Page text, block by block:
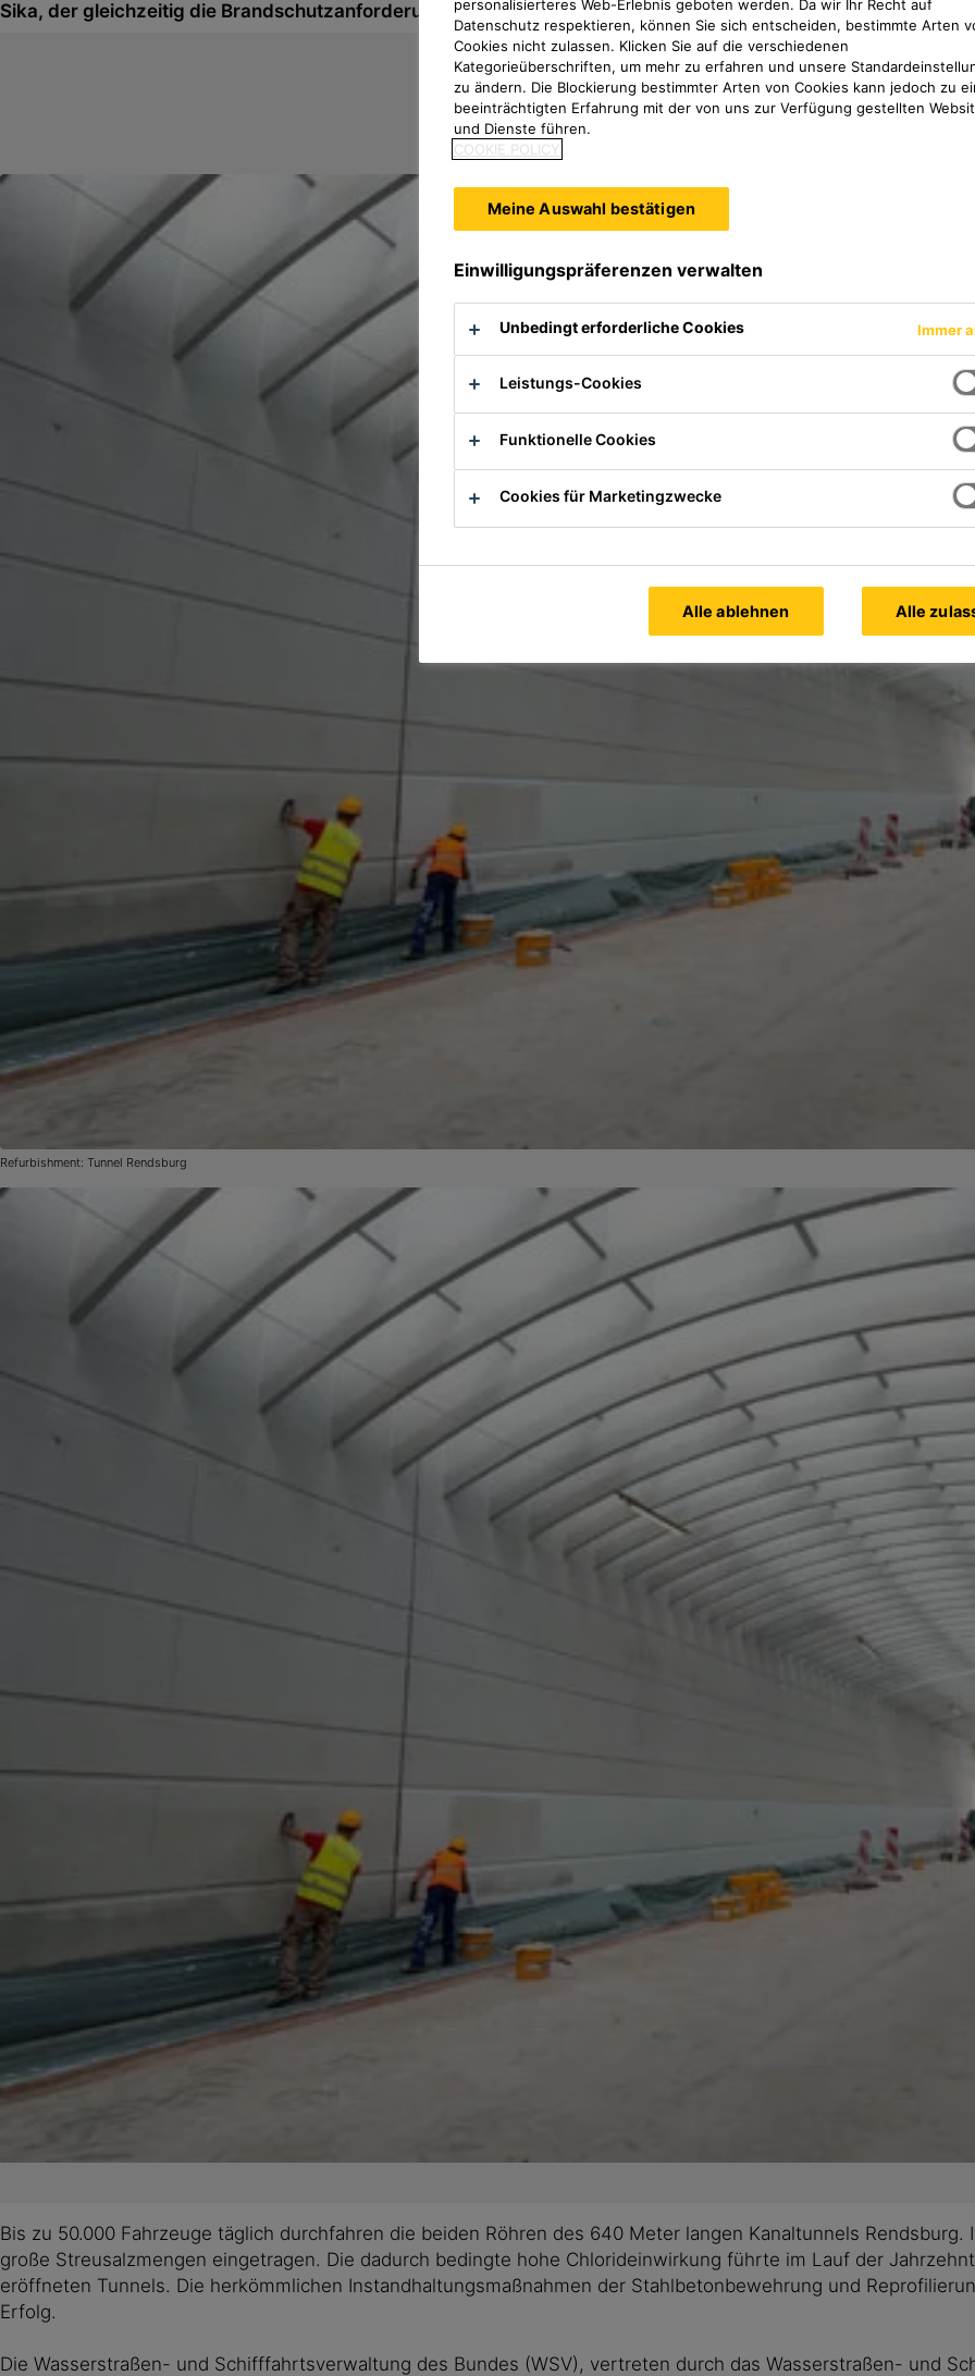
Sika, der gleichzeitig die Brandschutzanforderungen erfüllt.
Refurbishment: Tunnel Rendsburg
Bis zu 50.000 Fahrzeuge täglich durchfahren die beiden Röhren des 640 Meter langen Kanaltunnels
große Streusalzmengen eingetragen. Die dadurch bedingte hohe Chlorideinwirkung führte im Lauf der
eröffneten Tunnels. Die herkömmlichen Instandhaltungsmaßnahmen der Stahlbetonbewehrung und
Erfolg.
Die Wasserstraßen- und Schifffahrtsverwaltung des Bundes (WSV), vertreten durch das Wasserstraßen- und
personalisierteres Web-Erlebnis geboten werden. Da wir Ihr Recht auf
Datenschutz respektieren, können Sie sich entscheiden, bestimmte Arten
Cookies nicht zulassen. Klicken Sie auf die verschiedenen
Kategorieüberschriften, um mehr zu erfahren und unsere
zu ändern. Die Blockierung bestimmter Arten von Cookies kann jedoch zu
beeinträchtigten Erfahrung mit der von uns zur Verfügung gestellten
und Dienste führen.
COOKIE POLICY
Meine Auswahl bestätigen
Einwilligungspräferenzen verwalten
Unbedingt erforderliche Cookies Immer
Leistungs-Cookies
Funktionelle Cookies
Cookies für Marketingzwecke
Alle ablehnen Alle